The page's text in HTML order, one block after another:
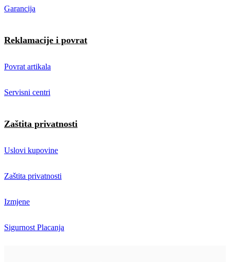
Garancija
Reklamacije i povrat
Povrat artikala
Servisni centri
Zaštita privatnosti
Uslovi kupovine
Zaštita privatnosti
Izmjene
Sigurnost Placanja